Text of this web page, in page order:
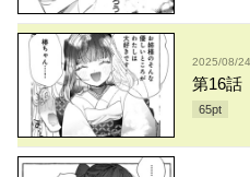
2025/08/24
第16話
65pt